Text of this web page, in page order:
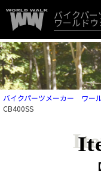
バイクパ
ワールドウ
バイクパーツメーカー ワー
CB400SS